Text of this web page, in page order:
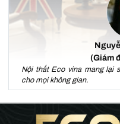
(Giám
Nội thất Eco vina mang lại
cho mọi không gian.